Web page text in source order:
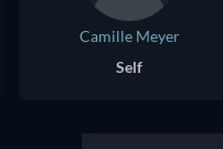
Camille Meyer
Self